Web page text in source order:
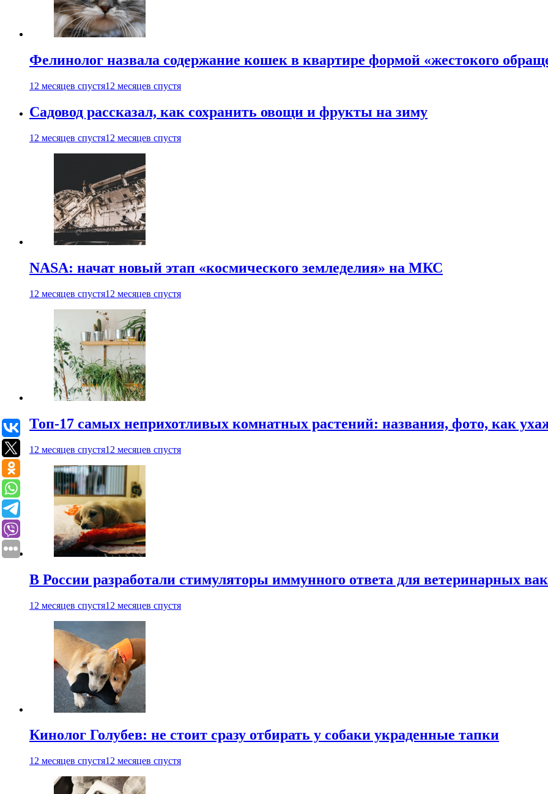
Фелинолог назвала содержание кошек в квартире формой «жестокого
12 месяцев спустя12 месяцев спустя
Садовод рассказал, как сохранить овощи и фрукты на зиму
12 месяцев спустя12 месяцев спустя
NASA: начат новый этап «космического земледелия» на МКС
12 месяцев спустя12 месяцев спустя
Топ-17 самых неприхотливых комнатных растений: названия, фото, как
12 месяцев спустя12 месяцев спустя
В России разработали стимуляторы иммунного ответа для ветеринарных
12 месяцев спустя12 месяцев спустя
Кинолог Голубев: не стоит сразу отбирать у собаки украденные тапки
12 месяцев спустя12 месяцев спустя